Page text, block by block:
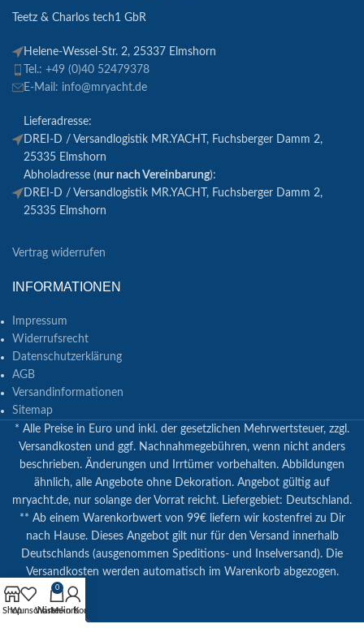
Teetz & Charlos tech1 GbR
Helene-Wessel-Str. 2, 25337 Elmshorn
Tel.: +49 (0)40 52479378
E-Mail: info@mryacht.de
Lieferadresse:
DREI-D / Versandlogistik MR.YACHT, Fuchsberger Damm 2,
25335 Elmshorn
Abholadresse (nur nach Vereinbarung):
DREI-D / Versandlogistik MR.YACHT, Fuchsberger Damm 2,
25335 Elmshorn
Vertrag widerrufen
INFORMATIONEN
Impressum
Widerrufsrecht
Datenschutzerklärung
AGB
Versandinformationen
Sitemap
* Alle Preise in Euro und inkl. der gesetzlichen Mehrwertsteuer, zzgl.
Versandkosten und ggf. Nachnahmegebühren, wenn nicht anders
beschrieben. Änderungen und Irrtümer vorbehalten. Abbildungen
ähnlich, alle Angebote ohne Dekoration. Angebot gültig auf
mryacht.de, nur solange der Vorrat reicht. Liefergebiet: Deutschland.
** Ab einem Warenkorbwert von 99€ liefern wir kostenfrei zu Dir
nach Hause. Dieses Angebot gilt nur für den Versand innerhalb
Deutschlands (ausgenommen Speditions- und Inselversand). Die
Versandkosten werden automatisch im Warenkorb abgezogen.
Shop
Wunschliste
0
Warenkorb
Mein Konto